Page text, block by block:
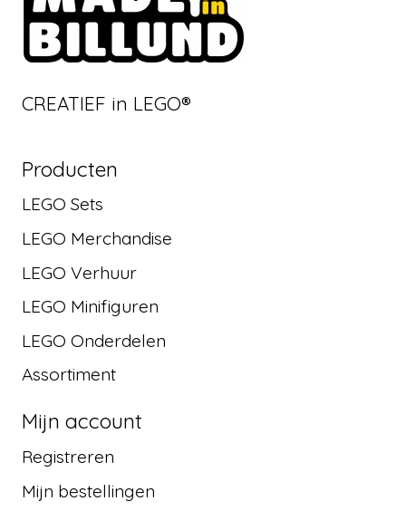
CREATIEF in LEGO®
Producten
LEGO Sets
LEGO Merchandise
LEGO Verhuur
LEGO Minifiguren
LEGO Onderdelen
Assortiment
Mijn account
Registreren
Mijn bestellingen